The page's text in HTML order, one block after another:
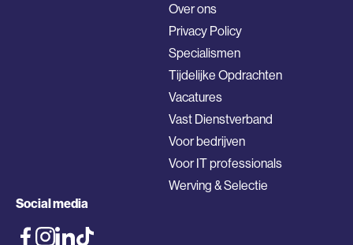
Over ons
Privacy Policy
Specialismen
Tijdelijke Opdrachten
Vacatures
Vast Dienstverband
Voor bedrijven
Voor IT professionals
Werving & Selectie
Social media